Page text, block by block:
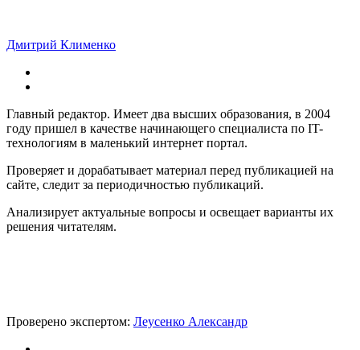
Дмитрий Клименко
Главный редактор. Имеет два высших образования, в 2004
году пришел в качестве начинающего специалиста по IT-
технологиям в маленький интернет портал.
Проверяет и дорабатывает материал перед публикацией на
сайте, следит за периодичностью публикаций.
Анализирует актуальные вопросы и освещает варианты их
решения читателям.
Проверено экспертом: Леусенко Александр